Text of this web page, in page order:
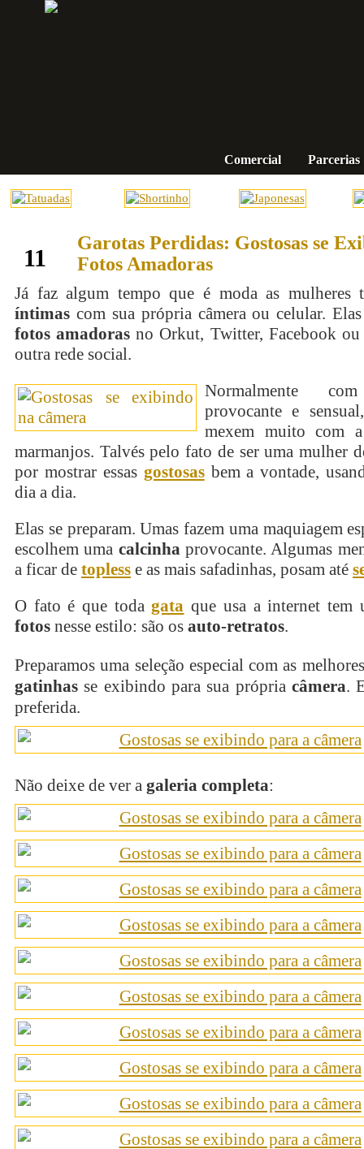
Parcerias
Comercial
11
Garotas Perdidas: Gostosas se
Fotos Amadoras
Já faz algum tempo que é moda as mulheres
íntimas com sua própria câmera ou celular.
fotos amadoras no Orkut, Twitter, Facebook ou
outra rede social.
Normalmente
provocante e
mexem muito com
marmanjos. Talvés pelo fato de ser uma mulher
por mostrar essas gostosasbem a vontade,
dia a dia.
Elas se preparam. Umas fazem uma maquiagem
escolhem uma calcinha provocante. Algumas
a ficar de topless e as mais safadinhas, posam até
O fato é que todagata que usa a internet tem
fotos nesse estilo: são os auto-retratos.
Preparamos uma seleção especial com as
gatinhas se exibindo para sua própria câmera.
preferida.
Não deixe de ver a galeria completa: